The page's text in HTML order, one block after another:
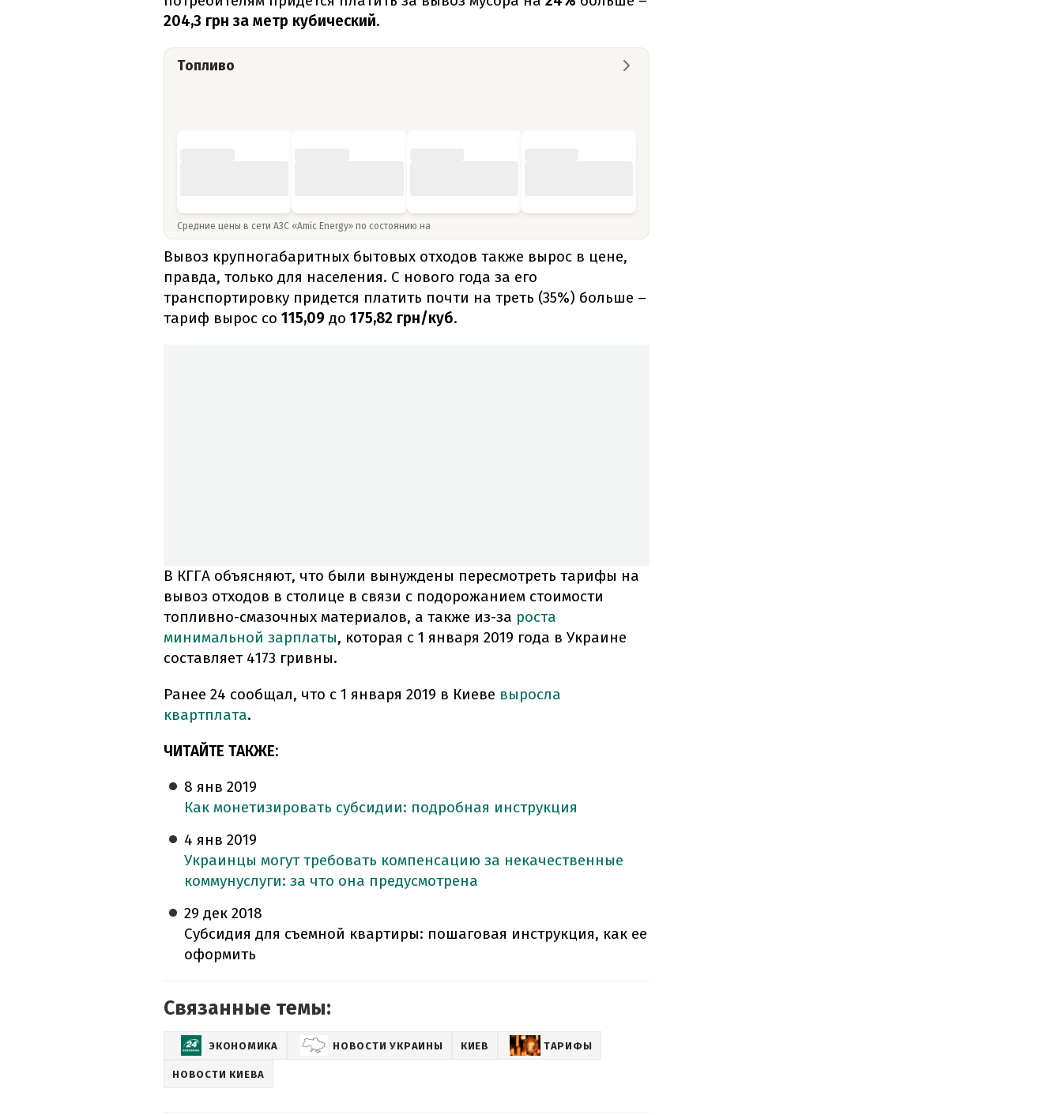
204,3 грн за метр кубический.
Топливо
Средние цены в сети АЗС «Amic Energy» по состоянию на
Вывоз крупногабаритных бытовых отходов также вырос в цене,
правда, только для населения. С нового года за его
транспортировку придется платить почти на треть (35%) больше –
тариф вырос со 115,09 до 175,82 грн/куб.
В КГГА объясняют, что были вынуждены пересмотреть тарифы на
вывоз отходов в столице в связи с подорожанием стоимости
топливно-смазочных материалов, а также из-за роста
минимальной зарплаты, которая с 1 января 2019 года в Украине
составляет 4173 гривны.
Ранее 24 сообщал, что с 1 января 2019 в Киеве выросла
квартплата.
ЧИТАЙТЕ ТАКЖЕ:
8 янв 2019
Как монетизировать субсидии: подробная инструкция
4 янв 2019
Украинцы могут требовать компенсацию за некачественные
коммунуслуги: за что она предусмотрена
29 дек 2018
Субсидия для съемной квартиры: пошаговая инструкция, как ее
оформить
Связанные темы:
ЭКОНОМИКА НОВОСТИ УКРАИНЫ КИЕВ ТАРИФЫ
НОВОСТИ КИЕВА